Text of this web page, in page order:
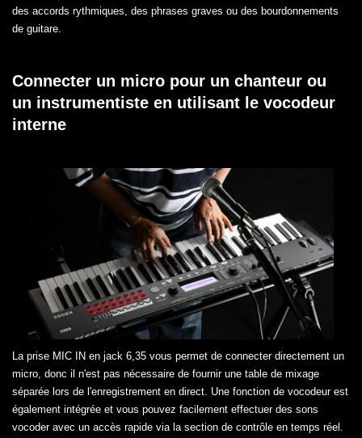
des accords rythmiques, des phrases graves ou des bourdonnements
de guitare.
Connecter un micro pour un chanteur ou
un instrumentiste en utilisant le vocodeur
interne
La prise MIC IN en jack 6,35 vous permet de connecter directement un
micro, donc il n'est pas nécessaire de fournir une table de mixage
séparée lors de l'enregistrement en direct. Une fonction de vocodeur est
également intégrée et vous pouvez facilement effectuer des sons
vocoder avec un accès rapide via la section de contrôle en temps réel.